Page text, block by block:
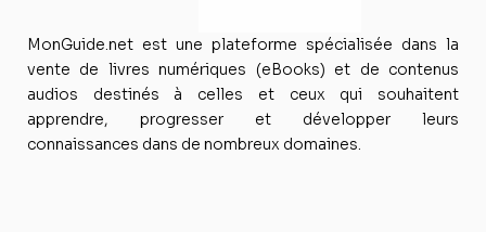
MonGuide.net est une plateforme spécialisée dans la
vente de livres numériques (eBooks) et de contenus
audios destinés à celles et ceux qui souhaitent
apprendre, progresser et développer leurs
connaissances dans de nombreux domaines.